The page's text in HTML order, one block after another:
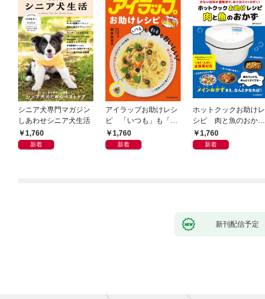
シニア犬専門マガジン
しあわせシニア犬生活
1,760
新着
アイラップお助けレシ
ピ 「いつも」も「も
しも」もおいしい！
1,760
新着
ホットクックお助けレ
シピ 肉と魚のおか
ず 少ない材料＆調味
料で、あとはスイッチ
1,760
新着
新刊配信予定